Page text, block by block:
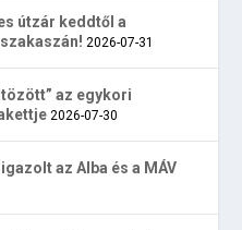
útzár keddtől a
2026-07-31
az egykori
2026-07-30
az Alba és a MÁV